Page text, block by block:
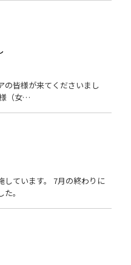
の皆様が来てくださいまし
（女…
しています。 7月の終わりに
。